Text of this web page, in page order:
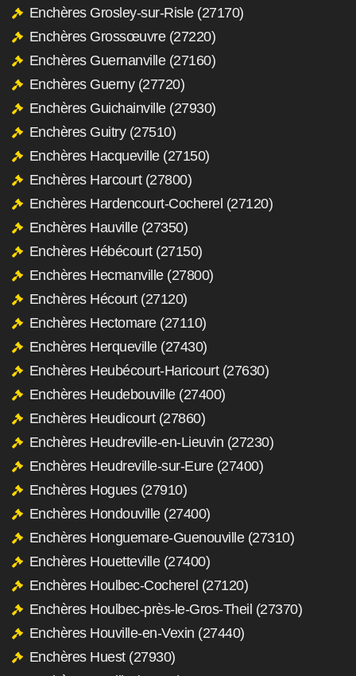
Enchères Grosley-sur-Risle (27170)
Enchères Grossœuvre (27220)
Enchères Guernanville (27160)
Enchères Guerny (27720)
Enchères Guichainville (27930)
Enchères Guitry (27510)
Enchères Hacqueville (27150)
Enchères Harcourt (27800)
Enchères Hardencourt-Cocherel (27120)
Enchères Hauville (27350)
Enchères Hébécourt (27150)
Enchères Hecmanville (27800)
Enchères Hécourt (27120)
Enchères Hectomare (27110)
Enchères Herqueville (27430)
Enchères Heubécourt-Haricourt (27630)
Enchères Heudebouville (27400)
Enchères Heudicourt (27860)
Enchères Heudreville-en-Lieuvin (27230)
Enchères Heudreville-sur-Eure (27400)
Enchères Hogues (27910)
Enchères Hondouville (27400)
Enchères Honguemare-Guenouville (27310)
Enchères Houetteville (27400)
Enchères Houlbec-Cocherel (27120)
Enchères Houlbec-près-le-Gros-Theil (27370)
Enchères Houville-en-Vexin (27440)
Enchères Huest (27930)